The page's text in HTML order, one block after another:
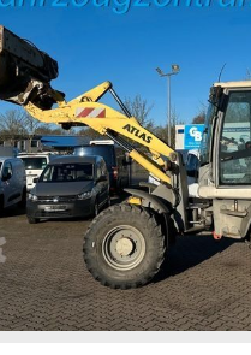
agarrador, dobrável, apoio
remoto por rádio, 2
guincho. Equipamento: grua
Atlas AK 60.1-6,5/2 (A2) com
rádio (Remote-Control).
5m-1180kg, 6,4m-900kg!
de 3.000,00 € em
INFORMAÇÃO DE
alterações, venda
Csdpexdbxasfx Ai Aerf